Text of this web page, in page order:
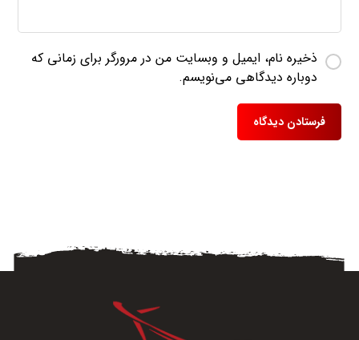
ذخیره نام، ایمیل و وبسایت من در مرورگر برای زمانی که
دوباره دیدگاهی می‌نویسم.